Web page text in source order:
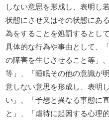
しない意思を形成し、表明し
状態にさせ又はその状態にあ
為をすることを処罰するとして
具体的な行為や事由として、
の障害を生じさせること等」
等」、「睡眠その他の意識が
意しない意思を形成し、表明
い」、「予想と異なる事態に
と」、「虐待に起因する心理